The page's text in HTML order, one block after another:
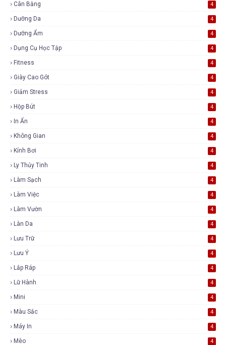
Cân Bằng 4
Dưỡng Da 4
Dưỡng Ẩm 4
Dụng Cụ Học Tập 4
Fitness 4
Giày Cao Gót 4
Giảm Stress 4
Hộp Bút 4
In Ấn 4
Không Gian 4
Kính Bơi 4
Ly Thủy Tinh 4
Làm Sạch 4
Làm Việc 4
Làm Vườn 4
Làn Da 4
Lưu Trữ 4
Lưu Ý 4
Lắp Ráp 4
Lữ Hành 4
Mini 4
Màu Sắc 4
Máy In 4
Mèo 4